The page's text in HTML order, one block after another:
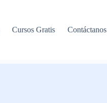
Cursos Gratis Contáctanos